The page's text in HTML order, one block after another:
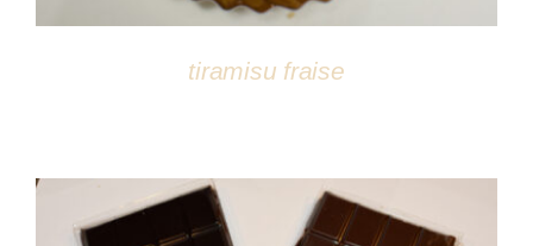
tiramisu fraise